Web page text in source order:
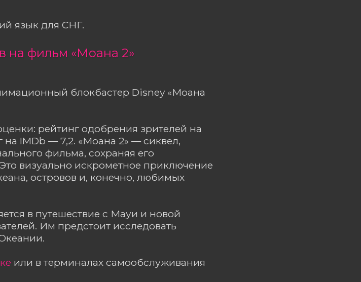
язык для СНГ.
на фильм «Моана 2»
блокбастер Disney «Моана
рейтинг одобрения зрителей на
IMDb — 7,2. «Моана 2» — сиквел,
фильма, сохраняя его
визуально искрометное приключение
островов и, конечно, любимых
в путешествие с Мауи и новой
Им предстоит исследовать
или в терминалах самообслуживания